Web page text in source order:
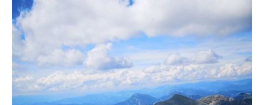
l'arrière pays Niçois, cette table vous permettra d'admirer
les différents sommets et points qui vous feront face.